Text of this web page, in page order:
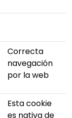
Correcta
navegación
por la web
Esta cookie
es nativa de